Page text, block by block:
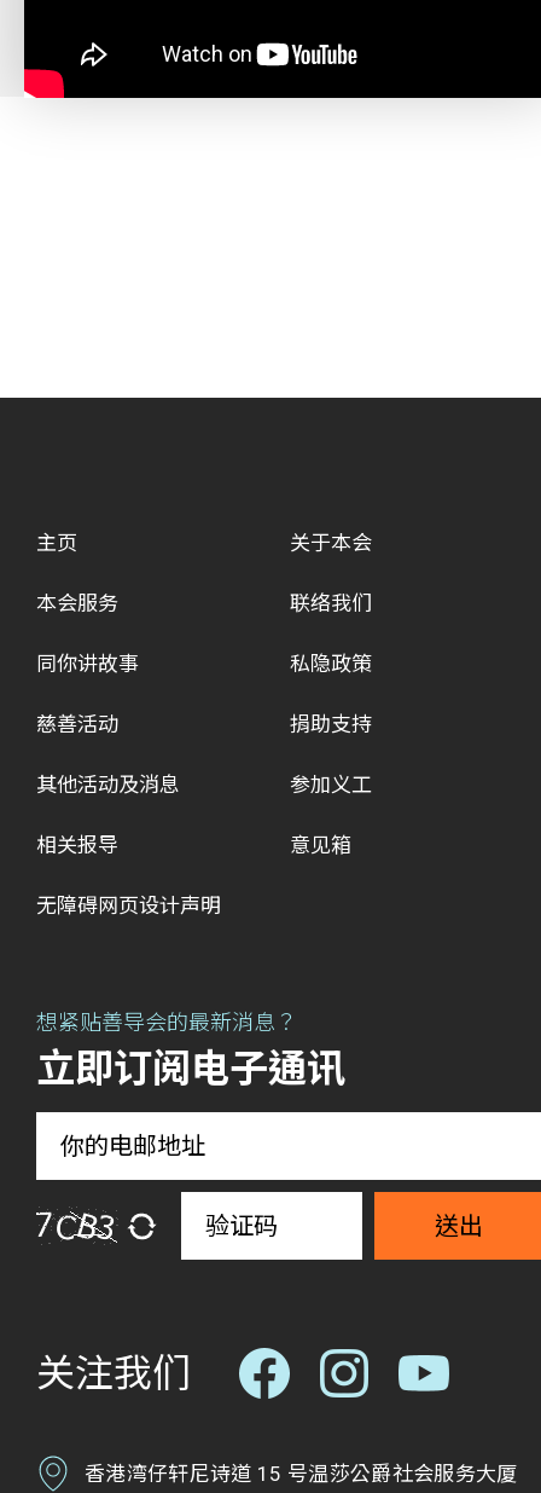
主页
本会服务
同你讲故事
慈善活动
其他活动及消息
相关报导
关于本会
联络我们
私隐政策
捐助支持
参加义工
意见箱
无障碍网页设计声明
想紧贴善导会的最新消息？
立即订阅电子通讯
送出
关注我们
香港湾仔轩尼诗道 15 号温莎公爵社会服务大厦